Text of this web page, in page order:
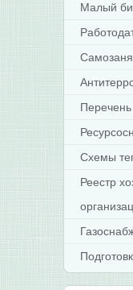
Малый
Схемы
Реестр